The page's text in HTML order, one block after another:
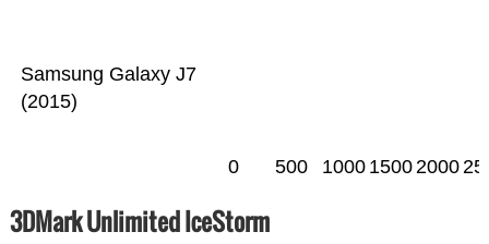
Samsung Galaxy J7
(2015)
0 500 1000 15002000
3DMark Unlimited IceStorm